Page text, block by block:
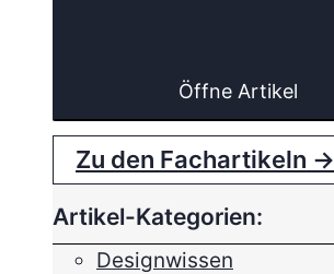
Öffne Artikel
Zu den Fachartikeln →
Artikel-Kategorien:
Designwissen